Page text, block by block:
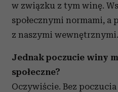
w związku z tym winę.
społecznymi normami, a
z naszymi wewnętrznymi.
Jednak poczucie winy
społeczne?
Oczywiście. Bez